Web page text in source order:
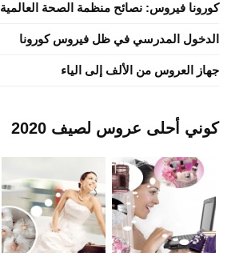
كورونا فيروس: نصائح منظمة الصحة العالمية
الدخول المدرسي في ظل فيروس كورونا
جهاز العروس من الألف إلى الياء
كوني أحلى عروس لصيف 2020